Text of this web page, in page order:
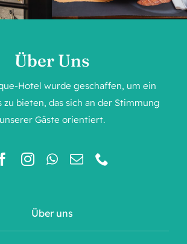
Über Uns
Hotel wurde geschaffen, um ein
zu bieten, das sich an der Stimmung
unserer Gäste orientiert.
Über uns